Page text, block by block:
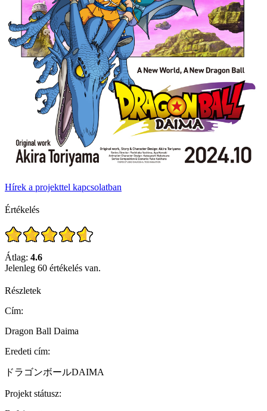
Hírek a projekttel kapcsolatban
Értékelés
Átlag: 4.6
Jelenleg 60 értékelés van.
Részletek
Cím:
Dragon Ball Daima
Eredeti cím:
ドラゴンボールDAIMA
Projekt státusz: